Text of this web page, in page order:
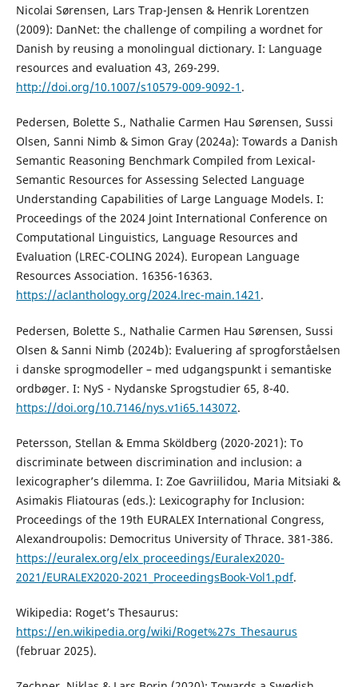
Nicolai Sørensen, Lars Trap-Jensen & Henrik Lorentzen
(2009): DanNet: the challenge of compiling a wordnet for
Danish by reusing a monolingual dictionary. I: Language
resources and evaluation 43, 269-299.
http://doi.org/10.1007/s10579-009-9092-1 .
Pedersen, Bolette S., Nathalie Carmen Hau Sørensen, Sussi
Olsen, Sanni Nimb & Simon Gray (2024a): Towards a Danish
Semantic Reasoning Benchmark Compiled from Lexical-
Semantic Resources for Assessing Selected Language
Understanding Capabilities of Large Language Models. I:
Proceedings of the 2024 Joint International Conference on
Computational Linguistics, Language Resources and
Evaluation (LREC-COLING 2024). European Language
Resources Association. 16356-16363.
https://aclanthology.org/2024.lrec-main.1421 .
Pedersen, Bolette S., Nathalie Carmen Hau Sørensen, Sussi
Olsen & Sanni Nimb (2024b): Evaluering af sprogforståelsen
i danske sprogmodeller – med udgangspunkt i semantiske
ordbøger. I: NyS - Nydanske Sprogstudier 65, 8-40.
https://doi.org/10.7146/nys.v1i65.143072.
Petersson, Stellan & Emma Sköldberg (2020-2021): To
discriminate between discrimination and inclusion: a
lexicographer’s dilemma. I: Zoe Gavriilidou, Maria Mitsiaki &
Asimakis Fliatouras (eds.): Lexicography for Inclusion:
Proceedings of the 19th EURALEX International Congress,
Alexandroupolis: Democritus University of Thrace. 381-386.
https://euralex.org/elx_proceedings/Euralex2020-
2021/EURALEX2020-2021_ProceedingsBook-Vol1.pdf.
Wikipedia: Roget’s Thesaurus:
https://en.wikipedia.org/wiki/Roget%27s_Thesaurus
(februar 2025).